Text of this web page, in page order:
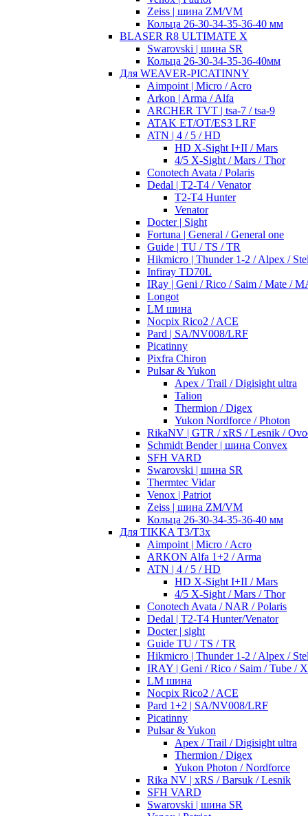
Zeiss | шина ZM/VM
Кольца 26-30-34-35-36-40 мм
BLASER R8 ULTIMATE X
Swarovski | шина SR
Кольца 26-30-34-35-36-40мм
Для WEAVER-PICATINNY
Aimpoint | Micro / Acro
Arkon | Arma / Alfa
ARCHER TVT | tsa-7 / tsa-9
ATAK ET/OT/ES3 LRF
ATN | 4 / 5 / HD
HD X-Sight I+II / Mars
4/5 X-Sight / Mars / Thor
Conotech Avata / Polaris
Dedal | T2-T4 / Venator
T2-T4 Hunter
Venator
Docter | Sight
Fortuna | General / General one
Guide | TU / TS / TR
Hikmicro | Thunder 1-2 / Alpex /
Infiray TD70L
IRay | Geni / Rico / Saim / Mate /
Longot
LM шина
Nocpix Rico2 / ACE
Pard | SA/NV008/LRF
Picatinny
Pixfra Chiron
Pulsar & Yukon
Apex / Trail / Digisight ultra
Talion
Thermion / Digex
Yukon Nordforce / Photon
RikaNV | GTR / xRS / Lesnik /
Schmidt Bender | шина Convex
SFH VARD
Swarovski | шина SR
Thermtec Vidar
Venox | Patriot
Zeiss | шина ZM/VM
Кольца 26-30-34-35-36-40 мм
Для TIKKA T3/T3x
Aimpoint | Micro / Acro
ARKON Alfa 1+2 / Arma
ATN | 4 / 5 / HD
HD X-Sight I+II / Mars
4/5 X-Sight / Mars / Thor
Conotech Avata / NAR / Polaris
Dedal | T2-T4 Hunter/Venator
Docter | sight
Guide TU / TS / TR
Hikmicro | Thunder 1-2 / Alpex /
IRAY | Geni / Rico / Saim / Tube /
LM шина
Nocpix Rico2 / ACE
Pard 1+2 | SA/NV008/LRF
Picatinny
Pulsar & Yukon
Apex / Trail / Digisight ultra
Thermion / Digex
Yukon Photon / Nordforce
Rika NV | xRS / Barsuk / Lesnik
SFH VARD
Swarovski | шина SR